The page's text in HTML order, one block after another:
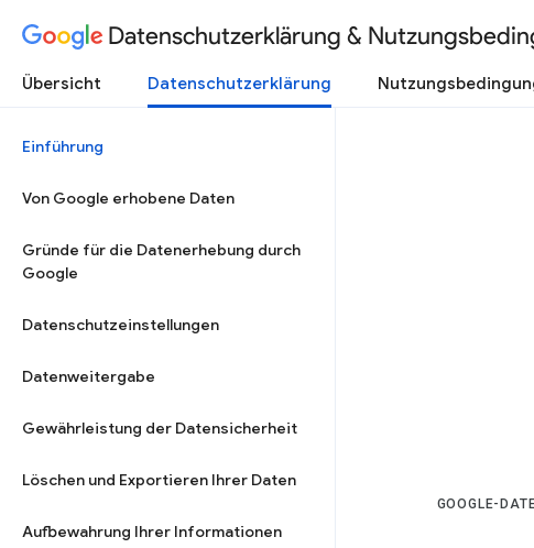
Datenschutzerklärung &
Übersicht Datenschutzerklärung
Einführung
Von Google erhobene Daten
Gründe für die Datenerhebung durch
Google
Datenschutzeinstellungen
Datenweitergabe
Gewährleistung der Datensicherheit
Löschen und Exportieren Ihrer Daten
Aufbewahrung Ihrer Informationen
GOOGLE-